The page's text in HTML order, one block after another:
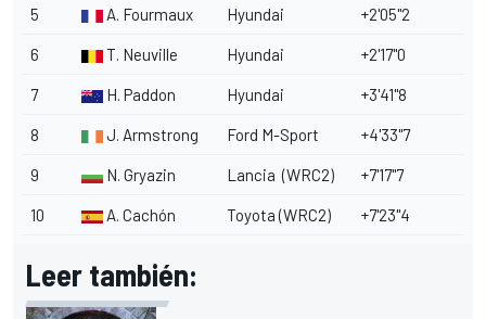
5 A. Fourmaux Hyundai +2'05"2
6 T. Neuville Hyundai +2'17"0
7 H. Paddon Hyundai +3'41"8
8 J. Armstrong Ford M-Sport +4'33"7
9 N. Gryazin Lancia (WRC2) +7'17"7
10 A. Cachón Toyota (WRC2) +7'23"4
Leer también: